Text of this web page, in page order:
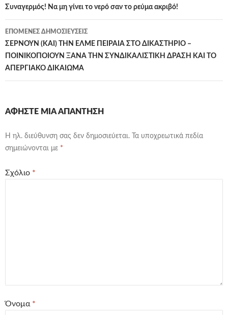
άρθρων
Συναγερμός! Να μη γίνει το νερό σαν το ρεύμα ακριβό!
ΕΠΌΜΕΝΕΣ ΔΗΜΟΣΙΕΎΣΕΙΣ
ΣΕΡΝΟΥΝ (ΚΑΙ) ΤΗΝ ΕΛΜΕ ΠΕΙΡΑΙΑ ΣΤΟ ΔΙΚΑΣΤΗΡΙΟ –
ΠΟΙΝΙΚΟΠΟΙΟΥΝ ΞΑΝΑ ΤΗΝ ΣΥΝΔΙΚΑΛΙΣΤΙΚΗ ΔΡΑΣΗ ΚΑΙ ΤΟ
ΑΠΕΡΓΙΑΚΟ ΔΙΚΑΙΩΜΑ
ΑΦΉΣΤΕ ΜΙΑ ΑΠΆΝΤΗΣΗ
Η ηλ. διεύθυνση σας δεν δημοσιεύεται.
Τα υποχρεωτικά πεδία
σημειώνονται με *
Σχόλιο *
Όνομα *